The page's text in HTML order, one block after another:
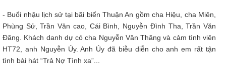
- Buổi nhậu lịch sử tại bãi biển Thuận An gồm cha Hiệu, cha Miên,
Phùng Sử, Trần Văn cao, Cái Bình, Nguyễn Đình Tha, Trần Văn
Đăng. Khách danh dự có cha Nguyễn Văn Thăng và cảm tình viên
HT72, anh Nguyễn Úy. Anh Úy đã biễu diễn cho anh em rất tận
tình bài hát “Trả Nợ Tình xa”...